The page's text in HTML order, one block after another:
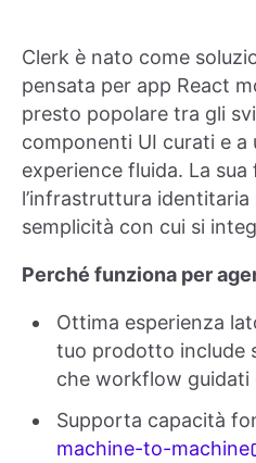
Clerk è nato come
pensata per app React
presto popolare tra gli
componenti UI curati e a
experience fluida. La
l’infrastruttura
semplicità con cui si
Perché funziona per
Ottima esperienza
tuo prodotto include
che workflow guidati
Supporta capacità
machine-to-machine